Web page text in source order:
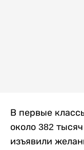
В первые
около 382
изъявили